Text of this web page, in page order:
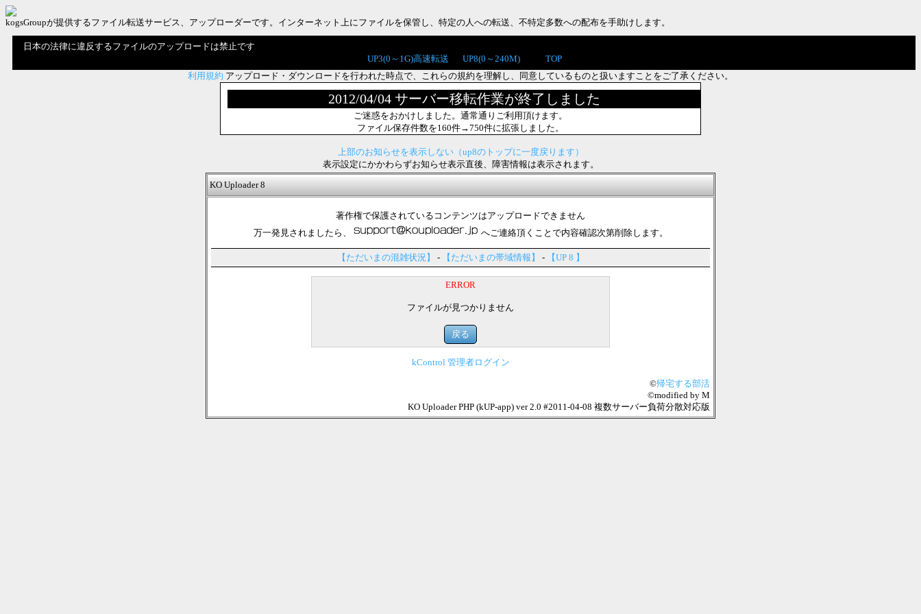
kogsGroupが提供するファイル転送サービス、アップローダーです。インターネット上にファイルを保管し、特定の人への転送、不特定多数への配布を手助けします。
日本の法律に違反するファイルのアップロードは禁止です
UP3(0～1G)高速転送
UP8(0～240M)
TOP
利用規約 アップロード・ダウンロードを行われた時点で、これらの規約を理解し、同意しているものと扱いますことをご了承ください。
2012/04/04 サーバー移転作業が終了しました
ご迷惑をおかけしました。通常通りご利用頂けます。
ファイル保存件数を160件→750件に拡張しました。
上部のお知らせを表示しない（up8のトップに一度戻ります）
表示設定にかかわらずお知らせ表示直後、障害情報は表示されます。
KO Uploader 8
著作権で保護されているコンテンツはアップロードできません
万一発見されましたら、
へご連絡頂くことで内容確認次第削除します。
【ただいまの混雑状況】 - 【ただいまの帯域情報】 - 【UP 8 】
ERROR
ファイルが見つかりません
kControl 管理者ログイン
©帰宅する部活
©modified by M
KO Uploader PHP (kUP-app) ver 2.0 #2011-04-08 複数サーバー負荷分散対応版